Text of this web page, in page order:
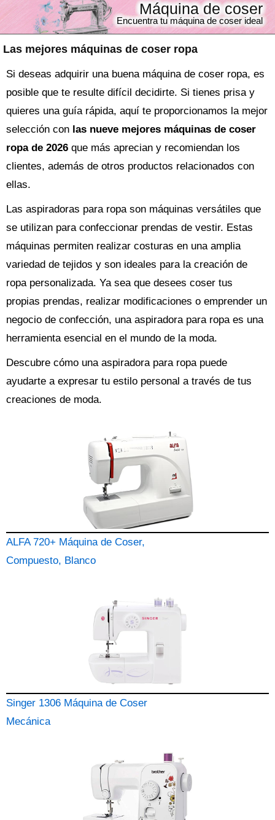
Las mejores máquinas de coser ropa
Máquina de coser
Encuentra tu máquina de coser ideal
Si deseas adquirir una buena máquina de coser ropa, es
posible que te resulte difícil decidirte. Si tienes prisa y
quieres una guía rápida, aquí te proporcionamos la mejor
selección con las nueve mejores máquinas de coser
ropa de 2026 que más aprecian y recomiendan los
clientes, además de otros productos relacionados con
ellas.
Las aspiradoras para ropa son máquinas versátiles que
se utilizan para confeccionar prendas de vestir. Estas
máquinas permiten realizar costuras en una amplia
variedad de tejidos y son ideales para la creación de
ropa personalizada. Ya sea que desees coser tus
propias prendas, realizar modificaciones o emprender un
negocio de confección, una aspiradora para ropa es una
herramienta esencial en el mundo de la moda.
Descubre cómo una aspiradora para ropa puede
ayudarte a expresar tu estilo personal a través de tus
creaciones de moda.
ALFA 720+ Máquina de Coser,
Compuesto, Blanco
Singer 1306 Máquina de Coser
Mecánica